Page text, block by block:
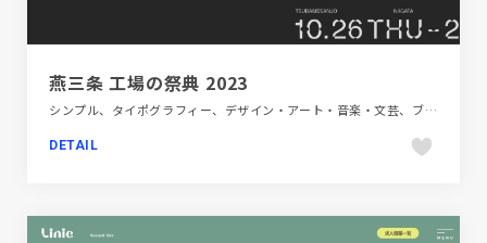
燕三条 工場の祭典 2023
シンプル、タイポグラフィー、デザイン・アート・音楽・文芸、ブラック系 、ブランド・サービスサイト、ホワイト系、大きめ写真、施設・店舗サイト、第一次産業・SDGs・地方創生
DETAIL